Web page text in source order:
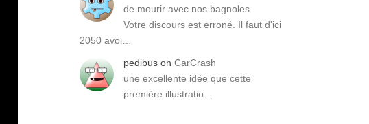
de mourir avec nos bagnoles
Votre discours est erroné. Il faut d'ici
2050 avoi…
pedibus on CarCrash
une excellente idée que cette
première illustratio…